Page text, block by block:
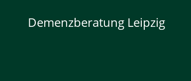
springenDemenzberatung Leipzig